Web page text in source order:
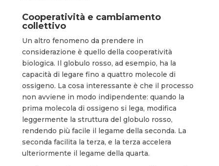
Cooperatività e cambiamento
collettivo
Un altro fenomeno da prendere in
considerazione è quello della cooperatività
biologica. Il globulo rosso, ad esempio, ha la
capacità di legare fino a quattro molecole di
ossigeno. La cosa interessante è che il processo
non avviene in modo indipendente: quando la
prima molecola di ossigeno si lega, modifica
leggermente la struttura del globulo rosso,
rendendo più facile il legame della seconda. La
seconda facilita la terza, e la terza accelera
ulteriormente il legame della quarta.